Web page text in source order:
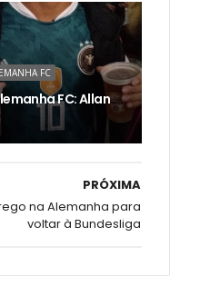
FC
FC: Allan
PRÓXIMA
na Alemanha para
voltar à Bundesliga